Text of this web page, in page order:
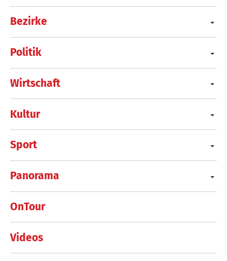
Bezirke
Politik
Wirtschaft
Kultur
Sport
Panorama
OnTour
Videos